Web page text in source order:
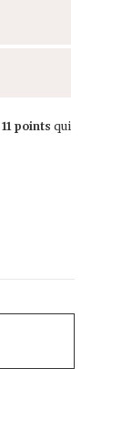
11points qui